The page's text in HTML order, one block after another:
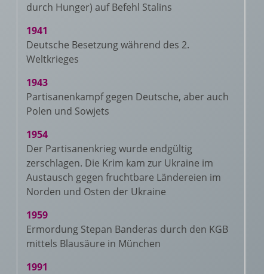
durch Hunger) auf Befehl Stalins
1941
Deutsche Besetzung während des 2.
Weltkrieges
1943
Partisanenkampf gegen Deutsche, aber auch
Polen und Sowjets
1954
Der Partisanenkrieg wurde endgültig
zerschlagen. Die Krim kam zur Ukraine im
Austausch gegen fruchtbare Ländereien im
Norden und Osten der Ukraine
1959
Ermordung Stepan Banderas durch den KGB
mittels Blausäure in München
1991